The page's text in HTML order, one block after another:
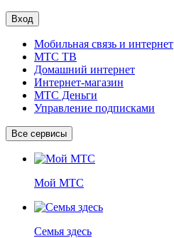
Вход
Мобильная связь и интернет
МТС ТВ
Домашний интернет
Интернет-магазин
МТС Деньги
Управление подписками
Все сервисы
Мой МТС
Семья здесь